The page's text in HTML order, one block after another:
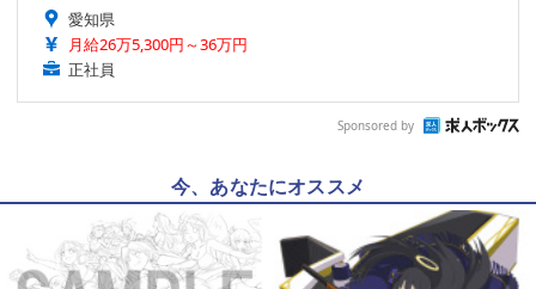
愛知県
月給26万5,300円～36万円
正社員
Sponsored by
今、あなたにオススメ